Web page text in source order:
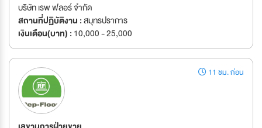
บริษัท เรพ ฟลอร์ จำกัด
สถานที่ปฏิบัติงาน :สมุทรปราการ
เงินเดือน(บาท) : 10,000 - 25,000
11 ชม. ก่อน